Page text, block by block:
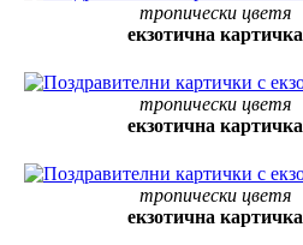
тропически цветя
екзотична картичка
тропически цветя
екзотична картичка
тропически цветя
екзотична картичка